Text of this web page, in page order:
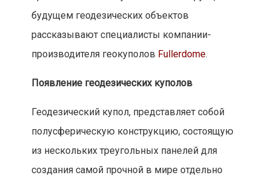
будущем геодезических объектов
рассказывают специалисты компании-
производителя геокуполов Fullerdome.
Появление геодезических куполов
Геодезический купол, представляет собой
полусферическую конструкцию, состоящую
из нескольких треугольных панелей для
создания самой прочной в мире отдельно